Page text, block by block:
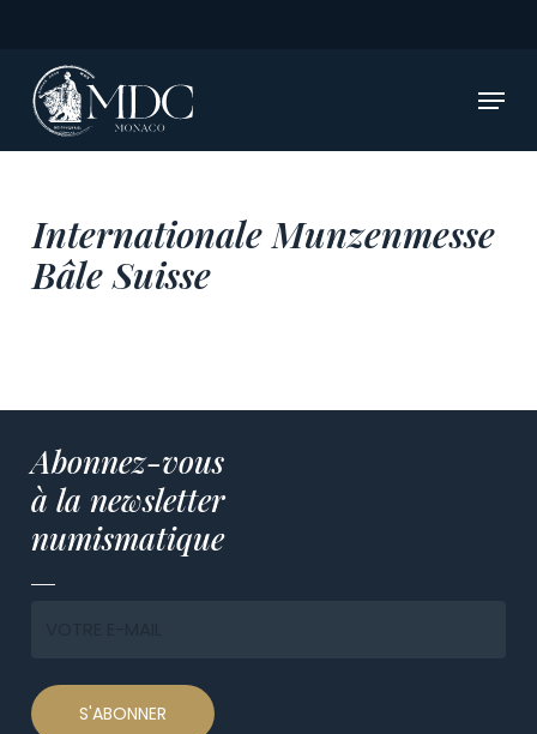
main
content
Menu
Internationale Munzenmesse
Bâle Suisse
Abonnez-vous
à la newsletter
numismatique